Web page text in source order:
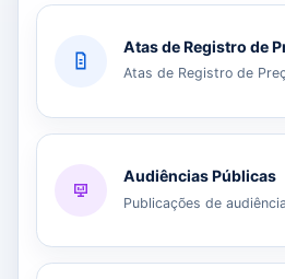
Atas de Registro de
Atas de Registro de
Audiências Públicas
Publicações de